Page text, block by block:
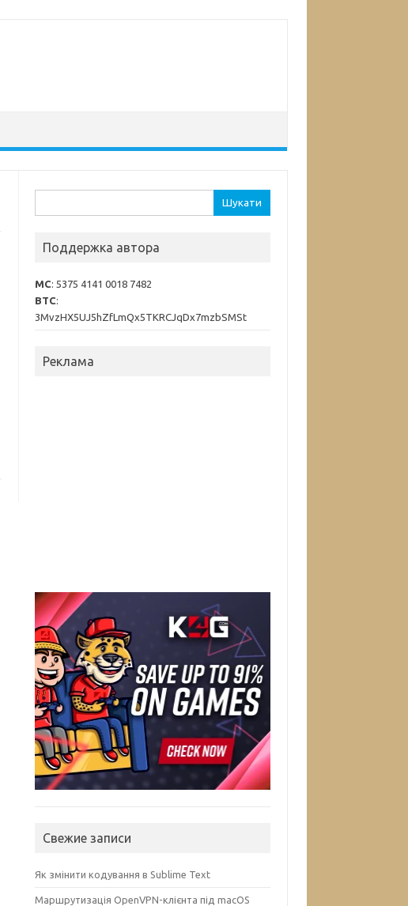
Поддержка автора
MC: 5375 4141 0018 7482
BTC:
3MvzHX5UJ5hZfLmQx5TKRCJqDx7mzbSMSt
Реклама
Свежие записи
Як змінити кодування в Sublime Text
Маршрутизація OpenVPN-клієнта під macOS